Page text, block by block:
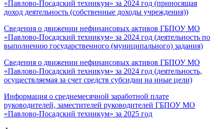
«Павлово-Посадский техникум» за 2024 год (приносящая
доход деятельность (собственные доходы учреждения))
Сведения о движении нефинансовых активов ГБПОУ МО
«Павлово-Посадский техникум» за 2024 год (деятельность по
выполнению государственного (муниципального) задания)
Сведения о движении нефинансовых активов ГБПОУ МО
«Павлово-Посадский техникум» за 2024 год (деятельность,
осуществляемая за счет средств субсидии на иные цели)
Информация о среднемесячной заработной плате
руководителей, заместителей руководителей ГБПОУ МО
«Павлово-Посадский техникум» за 2025 год